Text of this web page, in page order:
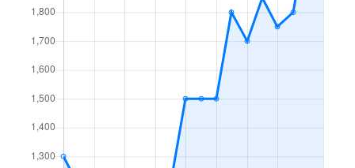
北１９条東
北18条
北18条
北２０条東
2,200万円 北18条
北２０条東
1,600万円